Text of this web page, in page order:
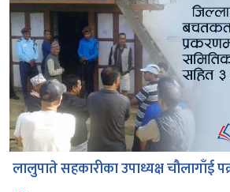
लालुपाते सहकारीका उपाध्यक्ष चौलागाँई